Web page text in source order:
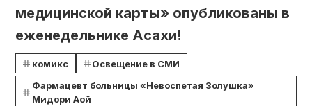
медицинской карты» опубликованы в
еженедельнике Асахи!
комикс
Освещение в СМИ
Фармацевт больницы «Невоспетая Золушка»
Мидори Аой